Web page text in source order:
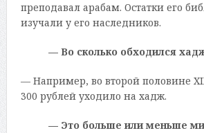
преподавал арабам. Остатки его
изучали у его наследников.
— Во сколько обходился
— Например, во второй половине
300 рублей уходило на хадж.
— Это больше или меньше